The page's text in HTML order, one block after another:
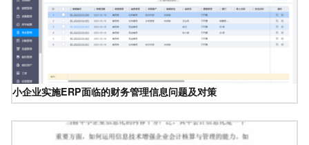
小企业实施ERP面临的财务管理信息问题及对策